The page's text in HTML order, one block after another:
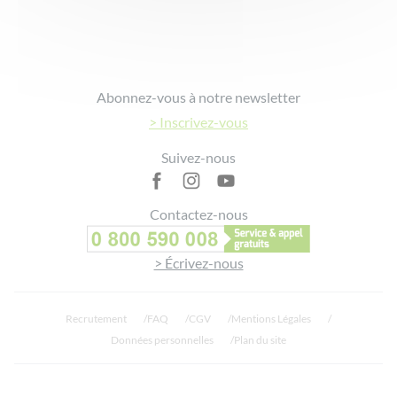
Abonnez-vous à notre newsletter
> Inscrivez-vous
Suivez-nous
Contactez-nous
> Écrivez-nous
Recrutement FAQ CGV
Mentions Légales
Données personnelles
Plan du site